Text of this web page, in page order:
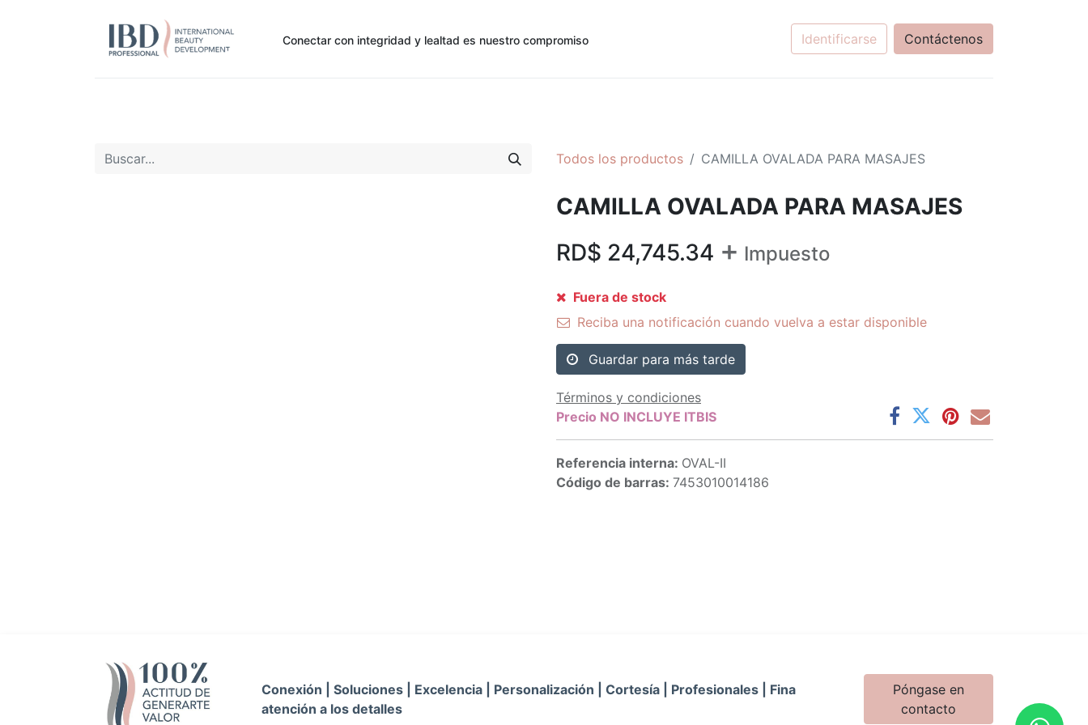
Conectar con integridad y lealtad es nuestro compromiso Identificarse Contáctenos
Todos los productos CAMILLA OVALADA PARA MASAJES
CAMILLA OVALADA PARA MASAJES
RD$ 24,745.34 + Impuesto
Fuera de stock
Reciba una notificación cuando vuelva a estar disponible
Guardar para más tarde
Términos y condiciones
Precio NO INCLUYE ITBIS
Referencia interna: OVAL-II
Código de barras: 7453010014186
Conexión | Soluciones | Excelencia | Personalización | Cortesía | Profesionales | Fina
atención a los detalles
Póngase en
contacto